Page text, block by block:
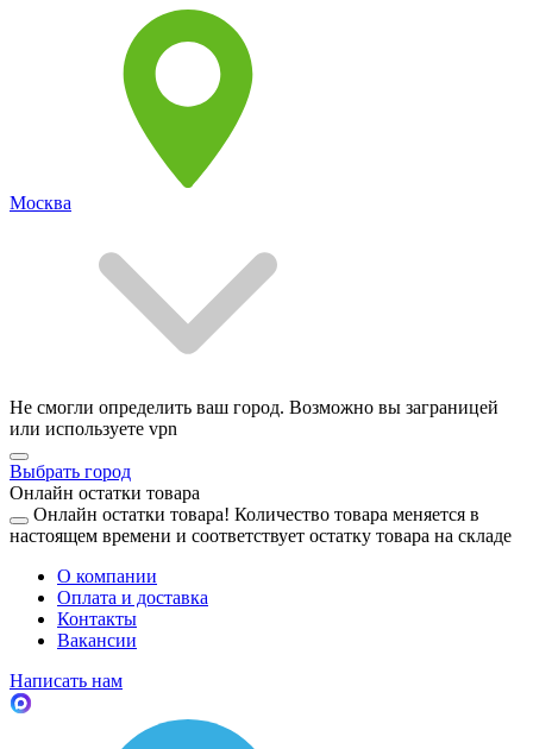
Москва
Не смогли определить ваш город. Возможно вы заграницей
или используете vpn
Выбрать город
Онлайн остатки товара
Онлайн остатки товара! Количество товара меняется в
настоящем времени и соответствует остатку товара на складе
О компании
Оплата и доставка
Контакты
Вакансии
Написать нам